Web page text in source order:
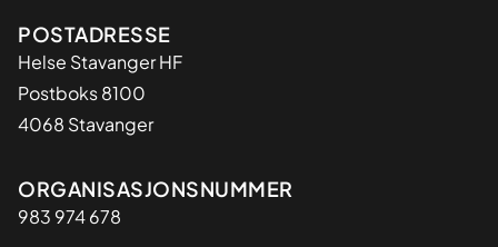
Adresse
POSTADRESSE
Helse Stavanger HF
Postboks 8100
4068 Stavanger
Organisasjon
ORGANISASJONSNUMMER
983 974 678